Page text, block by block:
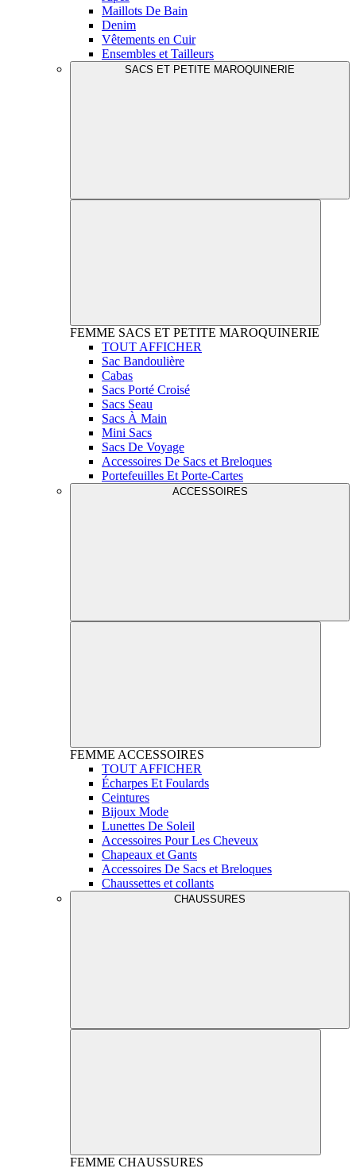
Maillots De Bain
Denim
Vêtements en Cuir
Ensembles et Tailleurs
SACS ET PETITE MAROQUINERIE
FEMME SACS ET PETITE MAROQUINERIE
TOUT AFFICHER
Sac Bandoulière
Cabas
Sacs Porté Croisé
Sacs Seau
Sacs À Main
Mini Sacs
Sacs De Voyage
Accessoires De Sacs et Breloques
Portefeuilles Et Porte-Cartes
ACCESSOIRES
FEMME ACCESSOIRES
TOUT AFFICHER
Écharpes Et Foulards
Ceintures
Bijoux Mode
Lunettes De Soleil
Accessoires Pour Les Cheveux
Chapeaux et Gants
Accessoires De Sacs et Breloques
Chaussettes et collants
CHAUSSURES
FEMME CHAUSSURES